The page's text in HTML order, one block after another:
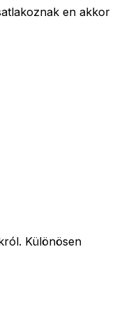
en akkor
Különösen